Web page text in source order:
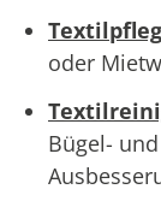
oder
Bügel-